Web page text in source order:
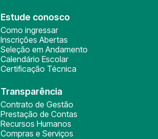
Estude conosco
Como ingressar
Inscrições Abertas
Seleção em Andamento
Calendário Escolar
Certificação Técnica
Transparência
Contrato de Gestão
Prestação de Contas
Recursos Humanos
Compras e Serviços